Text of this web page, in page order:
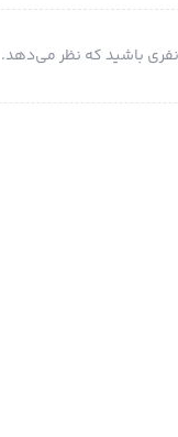
باشید که نظر می‌دهد.